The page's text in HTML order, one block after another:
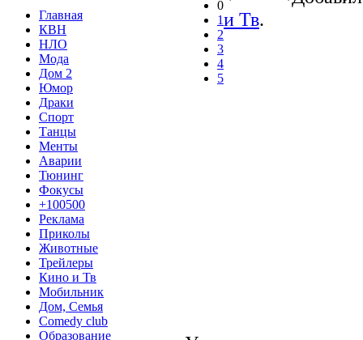
Главная
КВН
НЛО
Мода
Дом 2
Юмор
Драки
Спорт
Танцы
Менты
Аварии
Тюнинг
Фокусы
+100500
Реклама
Приколы
Животные
Трейлеры
Кино и Тв
Мобильник
Дом, Семья
Comedy club
Образование
0
1
2
3
4
5
и Тв.